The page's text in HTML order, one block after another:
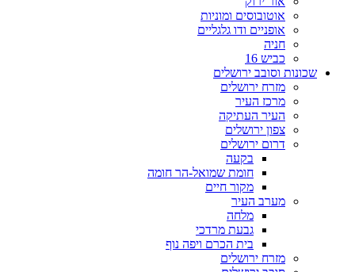
אוטובוסים ומוניות
אופניים ודו גלגליים
חניה
כביש 16
שכונות וסובב ירושלים
מזרח ירושלים
מרכז העיר
העיר העתיקה
צפון ירושלים
דרום ירושלים
בקעה
חומת שמואל-הר חומה
מקור חיים
מערב העיר
מלחה
גבעת מרדכי
בית הכרם ויפה נוף
מזרח ירושלים